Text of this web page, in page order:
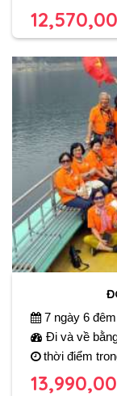
7 ngày 6 đêm
Đi và về
thời điểm